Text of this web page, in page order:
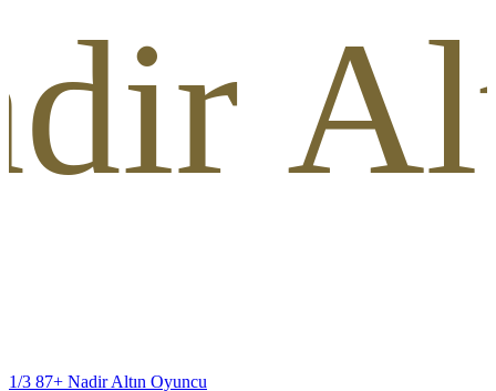
1/3 87+ Nadir Altın Oyuncu